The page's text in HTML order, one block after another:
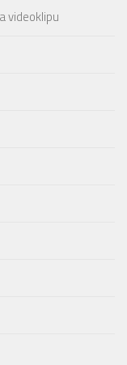
videoklipu